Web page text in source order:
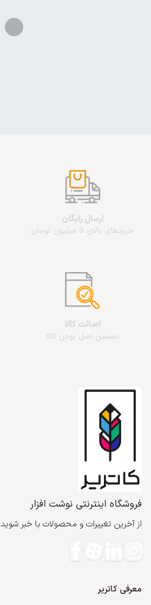
ارسال رایگان
خریدهای بالای 5 میلیون تومان
اصالت کالا
تضمین اصل بودن کالا
فروشگاه اینترنتی نوشت افزار
از آخرین تغییرات و محصولات با خبر شوید
معرفی کاتریر